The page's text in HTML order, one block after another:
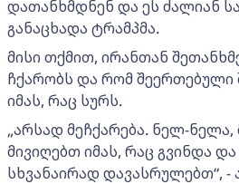
დათანხმდნენ და ეს ძალიან
განაცხადა ტრამპმა.
მისი თქმით, ირანთან
ჩქარობს და რომ შეერთებული
იმას, რაც სურს.
„არსად მეჩქარება. ნელ-
მივიღებთ იმას, რაც გვინდა
სხვანაირად დავასრულებთ“, -